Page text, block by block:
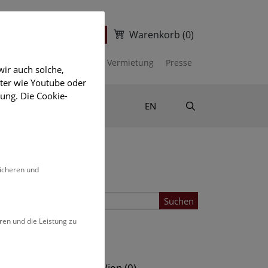
Warenkorb (0)
Vermietung Presse
EN
Suchen
auch solche,
wie Youtube oder
Die Cookie-
und
und die Leistung zu